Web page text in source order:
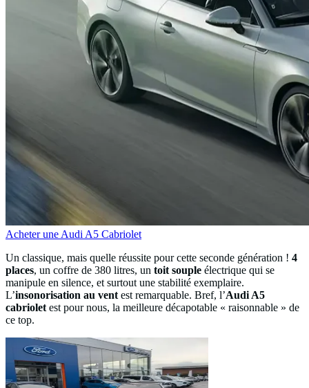
Acheter une Audi A5 Cabriolet
Un classique, mais quelle réussite pour cette seconde génération ! 4
places, un coffre de 380 litres, un toit souple électrique qui se
manipule en silence, et surtout une stabilité exemplaire.
L’insonorisation au vent est remarquable. Bref, l’Audi A5
cabriolet est pour nous, la meilleure décapotable « raisonnable » de
ce top.